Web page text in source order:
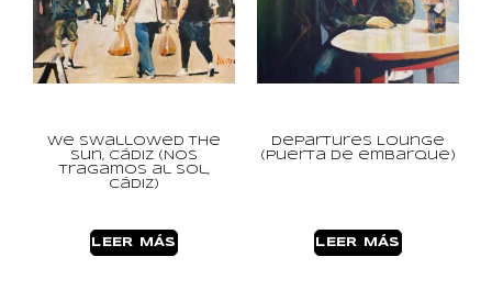
We Swallowed the
Sun, Cádiz (Nos
tragamos al sol,
Cádiz)
LEER MÁS
Departures Lounge
(Puerta de embarque)
LEER MÁS